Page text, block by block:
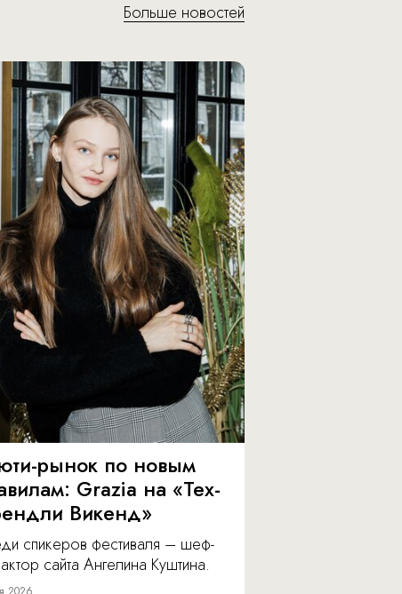
Больше новостей
рынок по новым
Grazia на «Тех-
Викенд»
спикеров фестиваля – шеф-
сайта Ангелина Куштина.